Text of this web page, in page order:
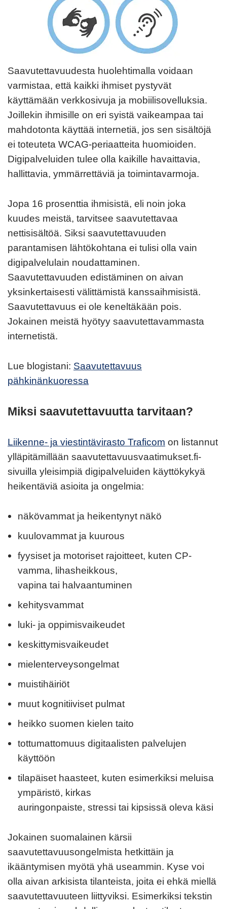
ä
l
t
ö
n
Saavutettavuudesta huolehtimalla voidaan
varmistaa, että kaikki ihmiset pystyvät
käyttämään verkkosivuja ja mobiilisovelluksia.
Joillekin ihmisille on eri syistä vaikeampaa tai
mahdotonta käyttää internetiä, jos sen sisältöjä
ei toteuteta WCAG-periaatteita huomioiden.
Digipalveluiden tulee olla kaikille havaittavia,
hallittavia, ymmärrettäviä ja toimintavarmoja.
Jopa 16 prosenttia ihmisistä, eli noin joka
kuudes meistä, tarvitsee saavutettavaa
nettisisältöä. Siksi saavutettavuuden
parantamisen lähtökohtana ei tulisi olla vain
digipalvelulain noudattaminen.
Saavutettavuuden edistäminen on aivan
yksinkertaisesti välittämistä kanssaihmisistä.
Saavutettavuus ei ole keneltäkään pois.
Jokainen meistä hyötyy saavutettavammasta
internetistä.
Lue blogistani: Saavutettavuus
pähkinänkuoressa
Miksi saavutettavuutta tarvitaan?
Liikenne- ja viestintävirasto Traficom on listannut
ylläpitämillään saavutettavuusvaatimukset.fi-
sivuilla yleisimpiä digipalveluiden käyttökykyä
heikentäviä asioita ja ongelmia:
näkövammat ja heikentynyt näkö
kuulovammat ja kuurous
fyysiset ja motoriset rajoitteet, kuten CP-
vamma, lihasheikkous,
vapina tai halvaantuminen
kehitysvammat
luki- ja oppimisvaikeudet
keskittymisvaikeudet
mielenterveysongelmat
muistihäiriöt
muut kognitiiviset pulmat
heikko suomen kielen taito
tottumattomuus digitaalisten palvelujen
käyttöön
tilapäiset haasteet, kuten esimerkiksi meluisa
ympäristö, kirkas
auringonpaiste, stressi tai kipsissä oleva käsi
Jokainen suomalainen kärsii
saavutettavuusongelmista hetkittäin ja
ikääntymisen myötä yhä useammin. Kyse voi
olla aivan arkisista tilanteista, joita ei ehkä miellä
saavutettavuuteen liittyviksi. Esimerkiksi tekstin